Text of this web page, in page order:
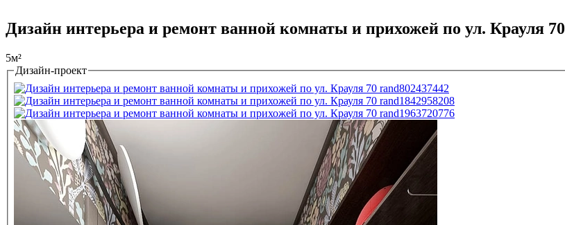
Дизайн интерьера и ремонт ванной комнаты и прихожей по ул. Крауля 70
5м²
Tabs
Дизайн-проект